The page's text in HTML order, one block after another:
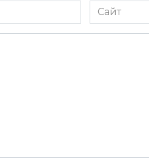
Сайт